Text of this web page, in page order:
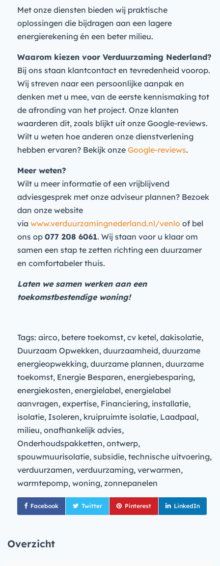
Met onze diensten bieden wij praktische
oplossingen die bijdragen aan een lagere
energierekening én een beter milieu.
Waarom kiezen voor Verduurzaming Nederland?
Bij ons staan klantcontact en tevredenheid voorop.
Wij streven naar een persoonlijke aanpak en
denken met u mee, van de eerste kennismaking tot
de afronding van het project. Onze klanten
waarderen dit, zoals blijkt uit onze Google-reviews.
Wilt u weten hoe anderen onze dienstverlening
hebben ervaren? Bekijk onze Google-reviews.
Meer weten?
Wilt u meer informatie of een vrijblijvend
adviesgesprek met onze adviseur plannen? Bezoek
dan onze website
via www.verduurzamingnederland.nl/venlo of bel
ons op 077 208 6061. Wij staan voor u klaar om
samen een stap te zetten richting een duurzamer
en comfortabeler thuis.
Laten we samen werken aan een
toekomstbestendige woning!
Tags: airco, betere toekomst, cv ketel, dakisolatie,
Duurzaam Opwekken, duurzaamheid, duurzame
energieopwekking, duurzame plannen, duurzame
toekomst, Energie Besparen, energiebesparing,
energiekosten, energielabel, energielabel
aanvragen, expertise, Financiering, installatie,
isolatie, Isoleren, kruipruimte isolatie, Laadpaal,
milieu, onafhankelijk advies,
Onderhoudspakketten, ontwerp,
spouwmuurisolatie, subsidie, technische uitvoering,
verduurzamen, verduurzaming, verwarmen,
warmtepomp, woning, zonnepanelen
Facebook Twitter Pinterest LinkedIn
Overzicht